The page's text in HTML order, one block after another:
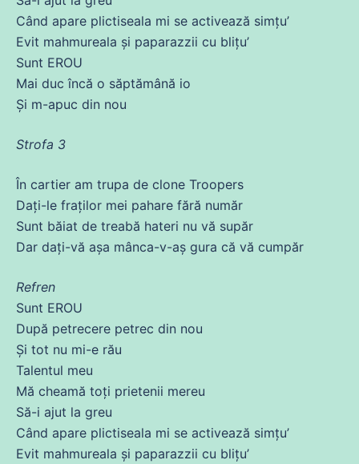
Când apare plictiseala mi se activează simțu’
Evit mahmureala și paparazzii cu blițu’
Sunt EROU
Mai duc încă o săptămână io
Și m-apuc din nou
Strofa 3
În cartier am trupa de clone Troopers
Dați-le fraților mei pahare fără număr
Sunt băiat de treabă hateri nu vă supăr
Dar dați-vă așa mânca-v-aș gura că vă cumpăr
Refren
Sunt EROU
După petrecere petrec din nou
Și tot nu mi-e rău
Talentul meu
Mă cheamă toți prietenii mereu
Să-i ajut la greu
Când apare plictiseala mi se activează simțu’
Evit mahmureala și paparazzii cu blițu’